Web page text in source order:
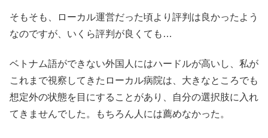
そもそも、ローカル運営だった頃より評判は良かったよう
なのですが、いくら評判が良くても…
ベトナム語ができない外国人にはハードルが高いし、私が
これまで視察してきたローカル病院は、大きなところでも
想定外の状態を目にすることがあり、自分の選択肢に入れ
てきませんでした。もちろん人には薦めなかった。